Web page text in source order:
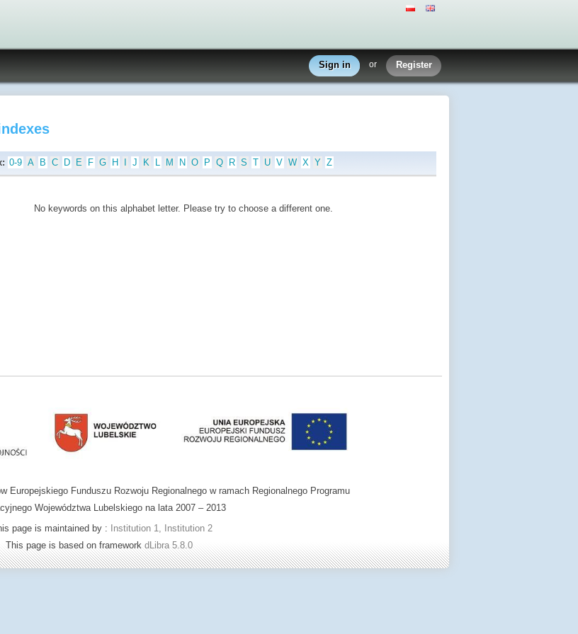
Sign in or Register
0-9 A B C D E F G H J K L M N O P Q R S T U V W X Y Z
No keywords on this alphabet letter. Please try to choose a different one.
Europejskiego Funduszu Rozwoju Regionalnego w ramach Regionalnego Programu
Województwa Lubelskiego na lata 2007 – 2013
page is maintained by : Institution 1, Institution 2
This page is based on framework dLibra 5.8.0